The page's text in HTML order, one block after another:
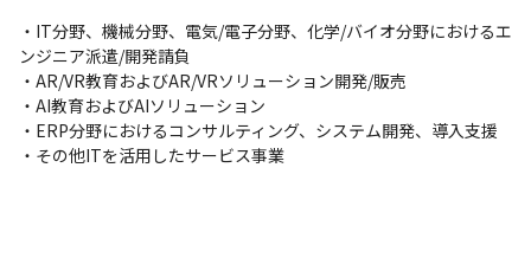
・IT分野、機械分野、電気/電子分野、化学/バイオ分野におけるエ
ンジニア派遣/開発請負
・AR/VR教育およびAR/VRソリューション開発/販売
・AI教育およびAIソリューション
・ERP分野におけるコンサルティング、システム開発、導入支援
・その他ITを活用したサービス事業